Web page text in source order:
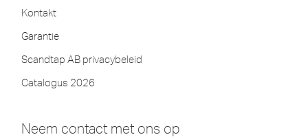
Kontakt
Garantie
Scandtap AB privacybeleid
Catalogus 2026
Neem contact met ons op